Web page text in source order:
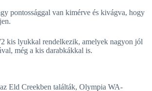
pontossággal van kimérve és kivágva, hogy
kis lyukkal rendelkezik, amelyek nagyon jól
még a kis darabkákkal is.
Eld Creekben találták, Olympia WA-